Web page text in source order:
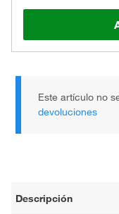
Este artículo no
devoluciones
Descripción